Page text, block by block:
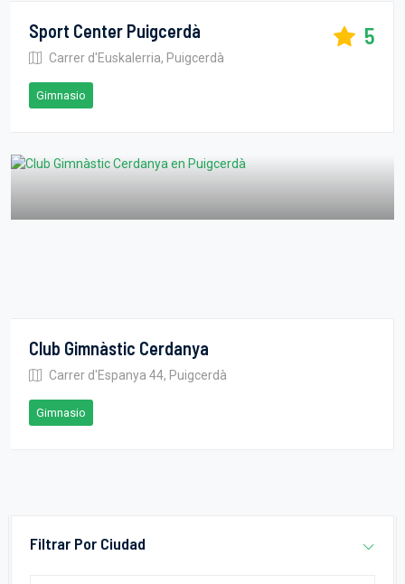
Filtrar Por Ciudad
Sport Center Puigcerdà
Carrer d'Euskalerria, Puigcerdà
5
Gimnasio
Club Gimnàstic Cerdanya
Carrer d'Espanya 44, Puigcerdà
Gimnasio